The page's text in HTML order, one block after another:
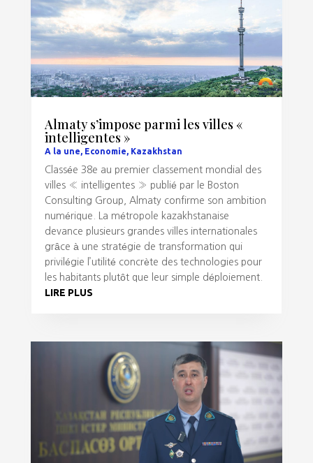
Almaty s’impose parmi les villes «
intelligentes »
A la une, Economie, Kazakhstan
Classée 38e au premier classement mondial des
villes « intelligentes » publié par le Boston
Consulting Group, Almaty confirme son ambition
numérique. La métropole kazakhstanaise
devance plusieurs grandes villes internationales
grâce à une stratégie de transformation qui
privilégie l’utilité concrète des technologies pour
les habitants plutôt que leur simple déploiement.
LIRE PLUS